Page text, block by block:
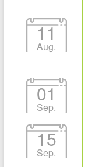
11
Aug.
01
Sep.
15
Sep.